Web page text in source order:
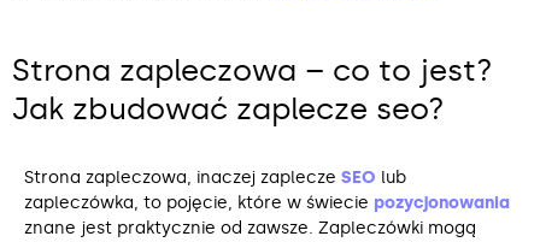
Strona zapleczowa – co to jest?
Jak zbudować zaplecze seo?
Strona zapleczowa, inaczej zaplecze SEO lub
zapleczówka, to pojęcie, które w świecie pozycjonowania
znane jest praktycznie od zawsze. Zapleczówki mogą